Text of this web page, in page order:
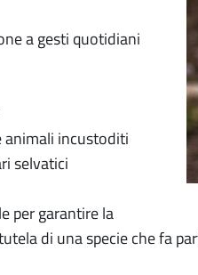
a gesti quotidiani
animali incustoditi
selvatici
per garantire la
di una specie che fa